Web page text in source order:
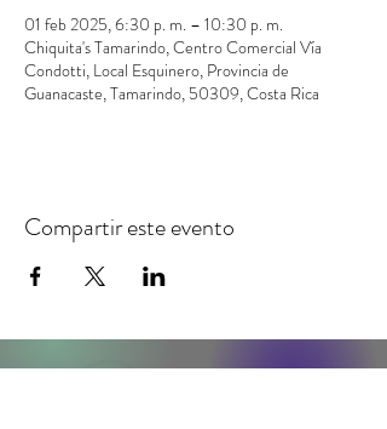
01 feb 2025, 6:30 p. m. – 10:30 p. m.
Chiquita's Tamarindo, Centro Comercial Vía
Condotti, Local Esquinero, Provincia de
Guanacaste, Tamarindo, 50309, Costa Rica
Compartir este evento